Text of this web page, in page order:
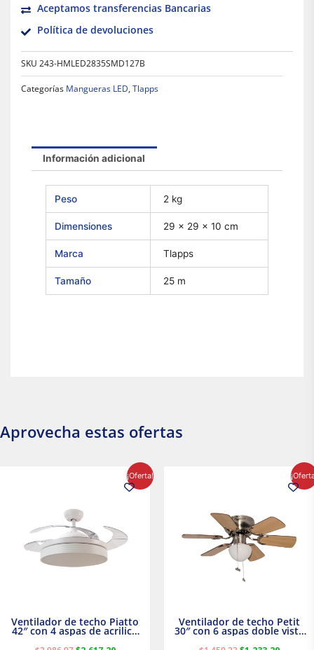
Aceptamos transferencias Bancarias
Política de devoluciones
SKU 243-HMLED2835SMD127B
Categorías Mangueras LED, Tlapps
Información adicional
Peso 2 kg
Dimensiones 29 × 29 × 10 cm
Marca Tlapps
Tamaño 25 m
Aprovecha estas ofertas
¡Oferta!
Ventilador de techo Piatto
42″ con 4 aspas de acrilico
transparente
$2,986.97.
precio
actual
Ventilador de techo Petit
30″ con 6 aspas doble vista
Satinado Masterfan
$1,450.23.
precio
actual